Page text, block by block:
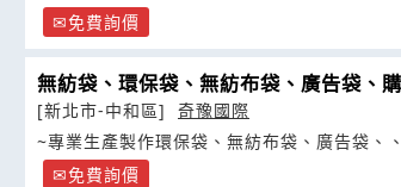
免費詢價
無紡袋、環保袋、無紡布袋、廣告袋、
[新北市-中和區]
奇豫國際
~專業生產製作環保袋、無紡布袋、廣告袋、
免費詢價